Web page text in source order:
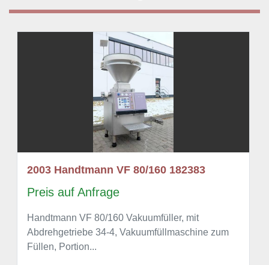
2003 Handtmann VF 80/160 182383
Preis auf Anfrage
Handtmann VF 80/160 Vakuumfüller, mit
Abdrehgetriebe 34-4, Vakuumfüllmaschine zum
Füllen, Portion...